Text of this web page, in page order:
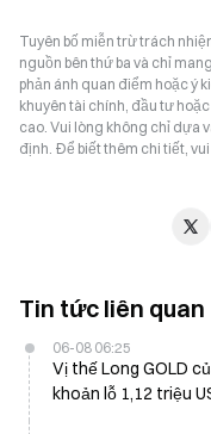
Tuyên bố miễn trừ trách
nguồn bên thứ ba và chỉ
phản ánh quan điểm hoặc ý
khuyên tài chính, đầu tư
cao. Vui lòng không chỉ dựa
định. Để biết thêm chi tiết,
Tin tức liên quan
06-08 06:25
Vị thế Long GOLD
khoản lỗ 1,12 triệu